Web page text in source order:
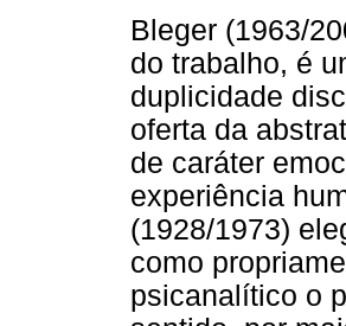
Bleger (1963/
do trabalho, é
duplicidade
oferta da
de caráter
experiência
(1928/1973)
como
psicanalítico o